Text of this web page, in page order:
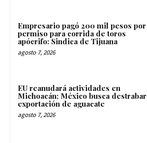
Empresario pagó 200 mil pesos por
permiso para corrida de toros
apócrifo: Sindica de Tijuana
agosto 7, 2026
EU reanudará actividades en
Michoacán; México busca destrabar
exportación de aguacate
agosto 7, 2026